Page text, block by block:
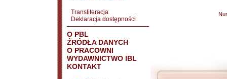
Transliteracja
Deklaracja dostępności
O PBL
ŹRÓDŁA DANYCH
O PRACOWNI
WYDAWNICTWO IBL
KONTAKT